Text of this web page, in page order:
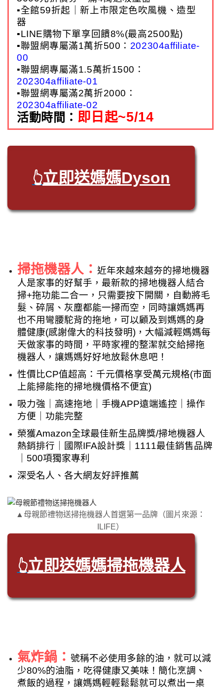
▪全館59折起｜新上市限定色吹風機、造型
器
▪LINE購物下單享回饋8%(最高2500點)
▪聯盟網專屬滿1萬折500： 202304affiliate-
00
▪聯盟網專屬滿1.5萬折1500：
202304affiliate-01
▪聯盟網專屬滿2萬折2000：
202304affiliate-02
活動時間： 即日起~5/14
👆立即送媽媽Dyson
掃拖機器人： 近年來越來越夯的掃地機器
人是家事的好幫手，最新款的掃地機器人結合
掃+拖功能二合一，只需要按下開關，自動將毛
髮、碎屑、灰塵都能一掃而空，同時讓媽媽再
也不用彎腰駝背的拖地，可以顧及到媽媽的身
體健康(感謝偉大的科技發明)，大幅減輕媽媽每
天做家事的時間，平時家裡的整潔就交給掃拖
機器人，讓媽媽好好地放鬆休息吧！
性價比CP值超高：千元價格享受萬元規格(市面
上能掃能拖的掃地機價格不便宜)
吸力強｜高速拖地｜手機APP遠端遙控｜操作
方便｜功能完整
榮獲Amazon全球最佳新生品牌獎/掃地機器人
熱銷排行｜國際IFA設計獎｜1111最佳銷售品牌
｜500項獨家專利
深受名人、各大網友好評推薦
▲母親節禮物送掃拖機器人首選第一品牌（圖片來源：
ILIFE）
👆立即送媽媽掃拖機器人
氣炸鍋： 號稱不必使用多餘的油，就可以減
少80%的油脂，吃得健康又美味！簡化烹調、
煮飯的過程，讓媽媽輕輕鬆鬆就可以煮出一桌